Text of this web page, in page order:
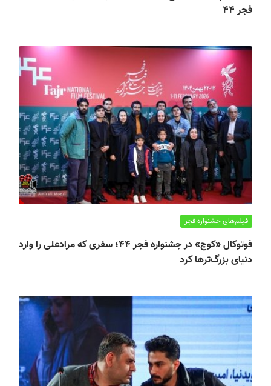
فجر ۴۴
فیلم‌های جشنواره فجر
فوتوکال «کوچ» در جشنواره فجر ۴۴؛ سفری که مرادعلی را وارد
دنیای بزرگ‌ترها کرد